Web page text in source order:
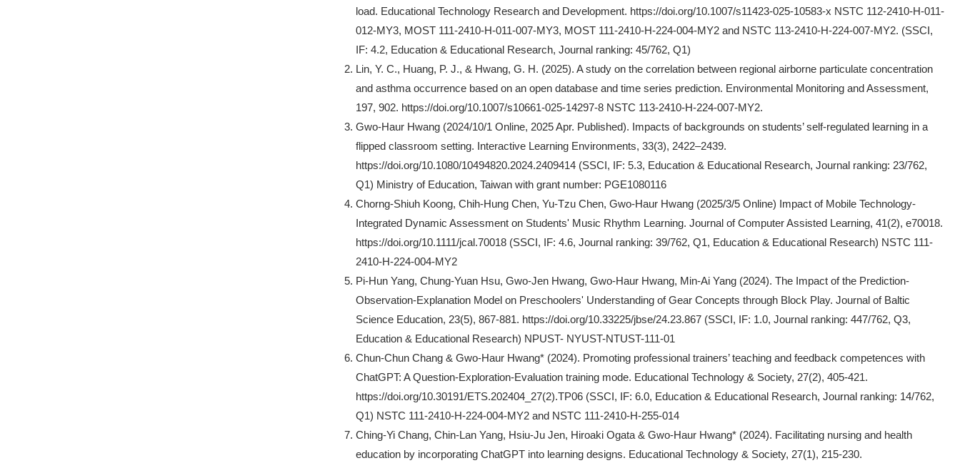
load. Educational Technology Research and Development. https://doi.org/10.1007/s11423-025-10583-x NSTC 112-2410-H-011-
012-MY3, MOST 111-2410-H-011-007-MY3, MOST 111-2410-H-224-004-MY2 and NSTC 113-2410-H-224-007-MY2. (SSCI,
IF: 4.2, Education & Educational Research, Journal ranking: 45/762, Q1)
Lin, Y. C., Huang, P. J., & Hwang, G. H. (2025). A study on the correlation between regional airborne particulate concentration
and asthma occurrence based on an open database and time series prediction. Environmental Monitoring and Assessment,
197, 902. https://doi.org/10.1007/s10661-025-14297-8 NSTC 113-2410-H-224-007-MY2.
Gwo-Haur Hwang (2024/10/1 Online, 2025 Apr. Published). Impacts of backgrounds on students’ self-regulated learning in a
flipped classroom setting. Interactive Learning Environments, 33(3), 2422–2439.
https://doi.org/10.1080/10494820.2024.2409414 (SSCI, IF: 5.3, Education & Educational Research, Journal ranking: 23/762,
Q1) Ministry of Education, Taiwan with grant number: PGE1080116
Chorng-Shiuh Koong, Chih-Hung Chen, Yu-Tzu Chen, Gwo-Haur Hwang (2025/3/5 Online) Impact of Mobile Technology-
Integrated Dynamic Assessment on Students' Music Rhythm Learning. Journal of Computer Assisted Learning, 41(2), e70018.
https://doi.org/10.1111/jcal.70018 (SSCI, IF: 4.6, Journal ranking: 39/762, Q1, Education & Educational Research) NSTC 111-
2410-H-224-004-MY2
Pi-Hun Yang, Chung-Yuan Hsu, Gwo-Jen Hwang, Gwo-Haur Hwang, Min-Ai Yang (2024). The Impact of the Prediction-
Observation-Explanation Model on Preschoolers' Understanding of Gear Concepts through Block Play. Journal of Baltic
Science Education, 23(5), 867-881. https://doi.org/10.33225/jbse/24.23.867 (SSCI, IF: 1.0, Journal ranking: 447/762, Q3,
Education & Educational Research) NPUST- NYUST-NTUST-111-01
Chun-Chun Chang & Gwo-Haur Hwang* (2024). Promoting professional trainers’ teaching and feedback competences with
ChatGPT: A Question-Exploration-Evaluation training mode. Educational Technology & Society, 27(2), 405-421.
https://doi.org/10.30191/ETS.202404_27(2).TP06 (SSCI, IF: 6.0, Education & Educational Research, Journal ranking: 14/762,
Q1) NSTC 111-2410-H-224-004-MY2 and NSTC 111-2410-H-255-014
Ching-Yi Chang, Chin-Lan Yang, Hsiu-Ju Jen, Hiroaki Ogata & Gwo-Haur Hwang* (2024). Facilitating nursing and health
education by incorporating ChatGPT into learning designs. Educational Technology & Society, 27(1), 215-230.